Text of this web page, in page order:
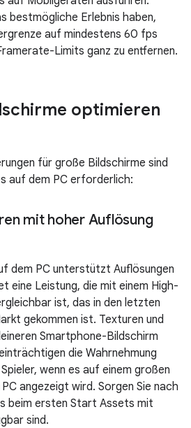
bestmögliche Erlebnis haben,
auf mindestens 60 fps
Limits ganz zu entfernen.
optimieren
für große Bildschirme sind
auf dem PC erforderlich:
mit hoher Auflösung
dem PC unterstützt Auflösungen
eine Leistung, die mit einem High-
ist, das in den letzten
gekommen ist. Texturen und
Smartphone-Bildschirm
die Wahrnehmung
wenn es auf einem großen
angezeigt wird. Sorgen Sie nach
beim ersten Start Assets mit
sind.